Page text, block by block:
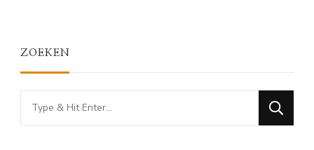
ZOEKEN
Looking
for